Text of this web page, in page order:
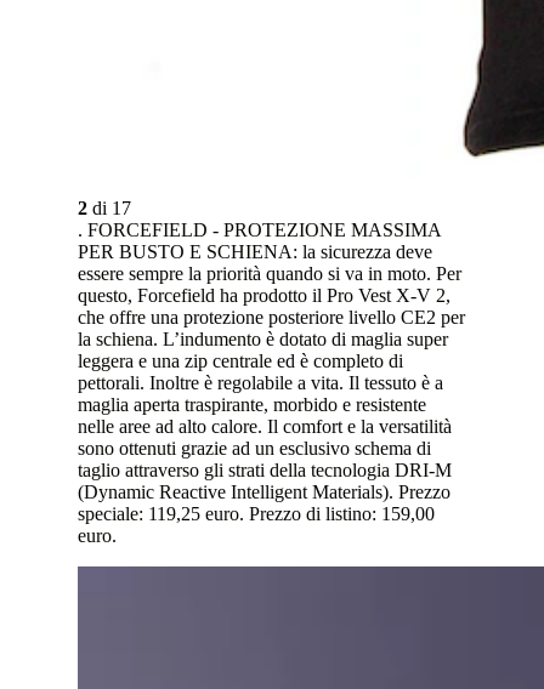
2 di 17
. FORCEFIELD - PROTEZIONE MASSIMA
PER BUSTO E SCHIENA: la sicurezza deve
essere sempre la priorità quando si va in moto. Per
questo, Forcefield ha prodotto il Pro Vest X-V 2,
che offre una protezione posteriore livello CE2 per
la schiena. L’indumento è dotato di maglia super
leggera e una zip centrale ed è completo di
pettorali. Inoltre è regolabile a vita. Il tessuto è a
maglia aperta traspirante, morbido e resistente
nelle aree ad alto calore. Il comfort e la versatilità
sono ottenuti grazie ad un esclusivo schema di
taglio attraverso gli strati della tecnologia DRI-M
(Dynamic Reactive Intelligent Materials). Prezzo
speciale: 119,25 euro. Prezzo di listino: 159,00
euro.